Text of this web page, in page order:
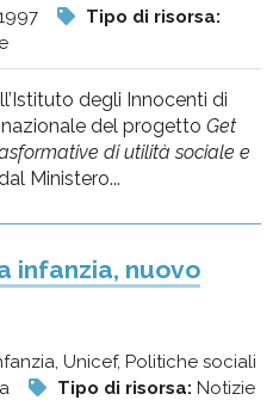
Tipo di risorsa:
degli Innocenti di
nazionale del progetto Get
di utilità sociale e
Ministero...
infanzia, nuovo
Unicef, Politiche sociali
Tipo di risorsa: Notizie